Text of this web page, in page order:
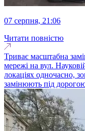
07 серпня, 21:06
Читати повністю
Триває масштабна
мережі на вул.
локаціях одночасно,
замінюють під